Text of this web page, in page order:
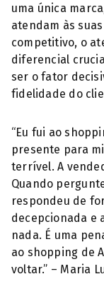
uma única
atendam às
competitivo, o
diferencial
ser o fator
fidelidade do
“Eu fui ao
presente para
terrível. A
Quando
respondeu de
decepcionada e
nada. É uma
ao shopping de
voltar.” – Maria